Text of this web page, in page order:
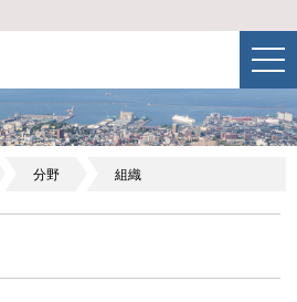
分野 組織